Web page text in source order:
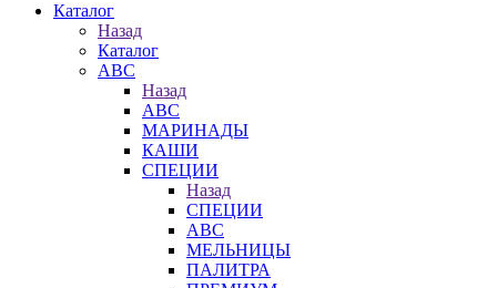
Каталог
Назад
Каталог
АВС
Назад
АВС
МАРИНАДЫ
КАШИ
СПЕЦИИ
Назад
СПЕЦИИ
АВС
МЕЛЬНИЦЫ
ПАЛИТРА